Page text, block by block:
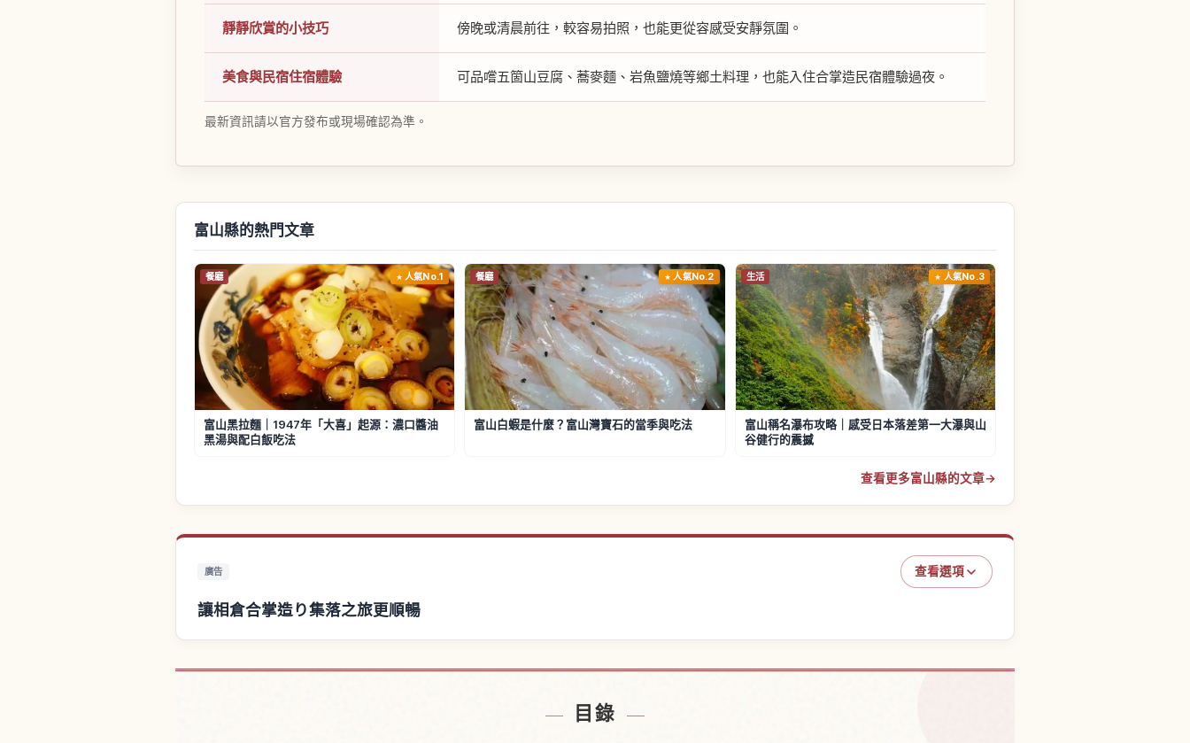
靜靜欣賞的小技巧 傍晚或清晨前往，較容易拍照，也能更從容感受安靜氛圍。
美食與民宿住宿體驗 可品嚐五箇山豆腐、蕎麥麵、岩魚鹽燒等鄉土料理，也能入住合掌造民宿體驗過夜。
最新資訊請以官方發布或現場確認為準。
富山縣的熱門文章
餐廳 人氣No.1
富山黑拉麵｜1947年「大喜」起源：濃口醬油
黑湯與配白飯吃法
餐廳 人氣No.2
富山白蝦是什麼？富山灣寶石的當季與吃法
生活 人氣No.3
富山稱名瀑布攻略｜感受日本落差第一大瀑與山
谷健行的震撼
查看更多富山縣的文章→
廣告 查看選項
讓相倉合掌造り集落之旅更順暢
目錄